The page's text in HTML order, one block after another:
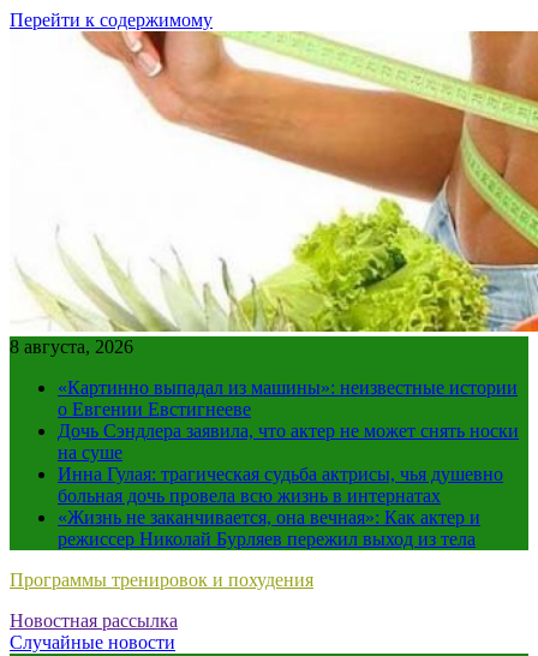
Перейти к содержимому
8 августа, 2026
«Картинно выпадал из машины»: неизвестные истории
о Евгении Евстигнееве
Дочь Сэндлера заявила, что актер не может снять носки
на суше
Инна Гулая: трагическая судьба актрисы, чья душевно
больная дочь провела всю жизнь в интернатах
«Жизнь не заканчивается, она вечная»: Как актер и
режиссер Николай Бурляев пережил выход из тела
Программы тренировок и похудения
Новостная рассылка
Случайные новости